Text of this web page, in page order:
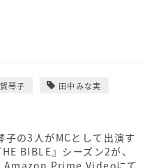
琴子 田中みな実
の3人がMCとして出演す
BIBLE』シーズン2が、
Amazon Prime Videoにて